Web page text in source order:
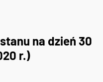
na dzień 30
r.)